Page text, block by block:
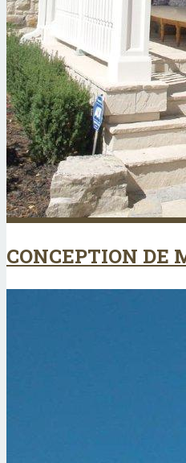
CONCEPTION DE